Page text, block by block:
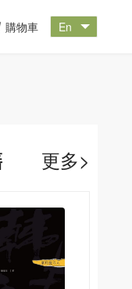
更多>
購物車